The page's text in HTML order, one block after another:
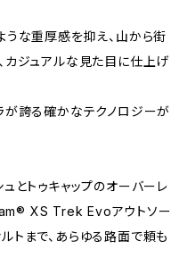
うな重厚感を抑え、山から街
カジュアルな見た目に仕上げ
が誇る確かなテクノロジーが
とトゥキャップのオーバーレ
XS Trek Evoアウトソー
トまで、あらゆる路面で頼も